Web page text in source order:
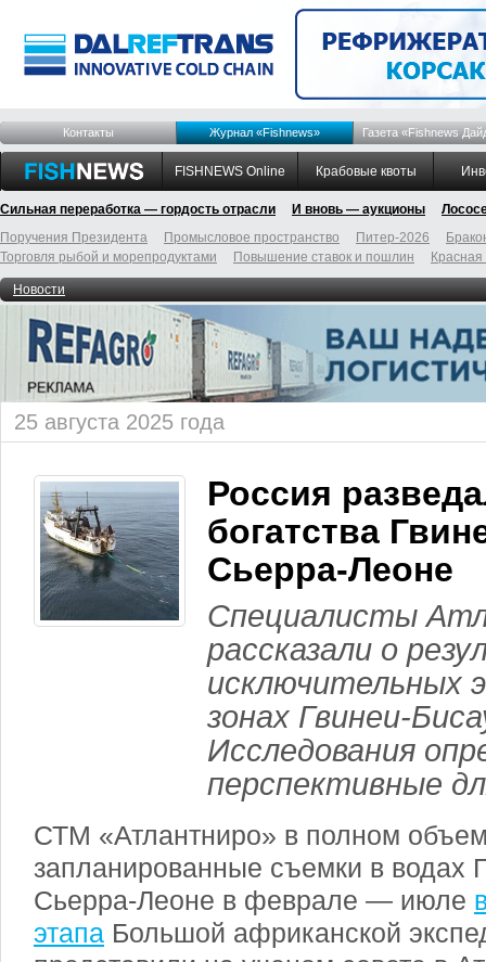
Контакты Журнал «Fishnews» Газета «Fishnews
FISHNEWS Online Крабовые квоты
Сильная переработка — гордость отрасли И вновь — аукционы
Поручения Президента
Промысловое пространство Питер-2026
Торговля рыбой и морепродуктами
Повышение ставок и пошлин
Новости
25 августа 2025 года
Россия
богатства
Сьерра-Леоне
Специалисты
рассказали о
исключительных
зонах Гвинеи-
Исследования
перспективные
СТМ «Атлантниро» в полном
запланированные съемки в водах
Сьерра-Леоне в феврале — июле
этапа Большой африканской